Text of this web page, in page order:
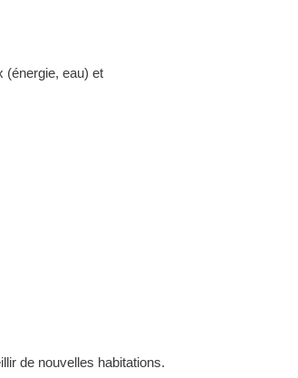
(énergie, eau) et
de nouvelles habitations.